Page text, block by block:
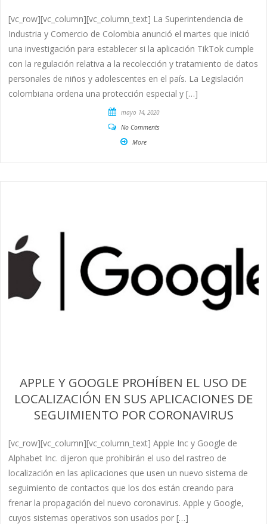
[vc_row][vc_column][vc_column_text] La Superintendencia de
Industria y Comercio de Colombia anunció el martes que inició
una investigación para establecer si la aplicación TikTok cumple
con la regulación relativa a la recolección y tratamiento de datos
personales de niños y adolescentes en el país. La Legislación
colombiana ordena una protección especial y […]
mayo 14, 2020
No Comments
More
APPLE Y GOOGLE PROHÍBEN EL USO DE
LOCALIZACIÓN EN SUS APLICACIONES DE
SEGUIMIENTO POR CORONAVIRUS
[vc_row][vc_column][vc_column_text] Apple Inc y Google de
Alphabet Inc. dijeron que prohibirán el uso del rastreo de
localización en las aplicaciones que usen un nuevo sistema de
seguimiento de contactos que los dos están creando para
frenar la propagación del nuevo coronavirus. Apple y Google,
cuyos sistemas operativos son usados por […]